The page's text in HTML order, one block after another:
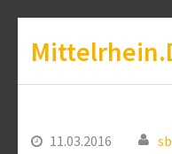
Inhalt
11.03.2016